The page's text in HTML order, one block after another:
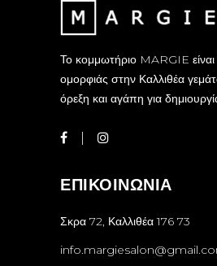
Το κομμωτήριο MARGIE
ομορφιάς στην Καλλιθέα
όρεξη και αγάπη για
ΕΠΙΚΟΙΝΩΝΙΑ
Σκρα 72, Καλλιθέα 176 73